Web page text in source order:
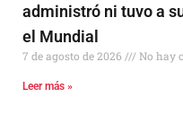
administró ni tuvo a
el Mundial
7 de agosto de 2026 No hay
Leer más »